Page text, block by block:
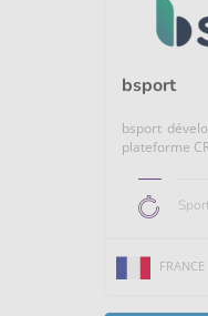
bsport
bsport
plateforme
FRANCE